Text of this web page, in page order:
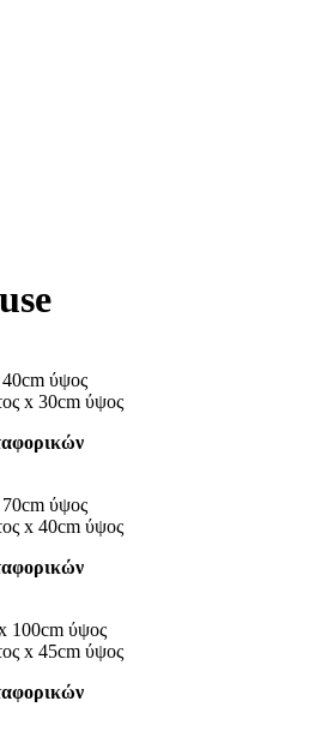
ύψος
x 30cm ύψος
ύψος
x 40cm ύψος
100cm ύψος
x 45cm ύψος